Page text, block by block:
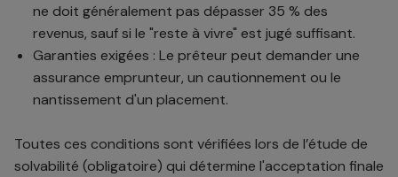
ne doit généralement pas dépasser 35 % des
revenus, sauf si le "reste à vivre" est jugé suffisant.
Garanties exigées : Le prêteur peut demander une
assurance emprunteur, un cautionnement ou le
nantissement d'un placement.
Toutes ces conditions sont vérifiées lors de l’étude de
solvabilité (obligatoire) qui détermine l'acceptation finale